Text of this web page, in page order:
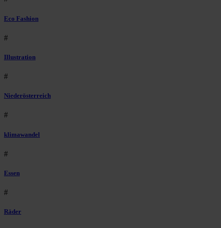
Eco Fashion
#
Illustration
#
Niederösterreich
#
klimawandel
#
Essen
#
Räder